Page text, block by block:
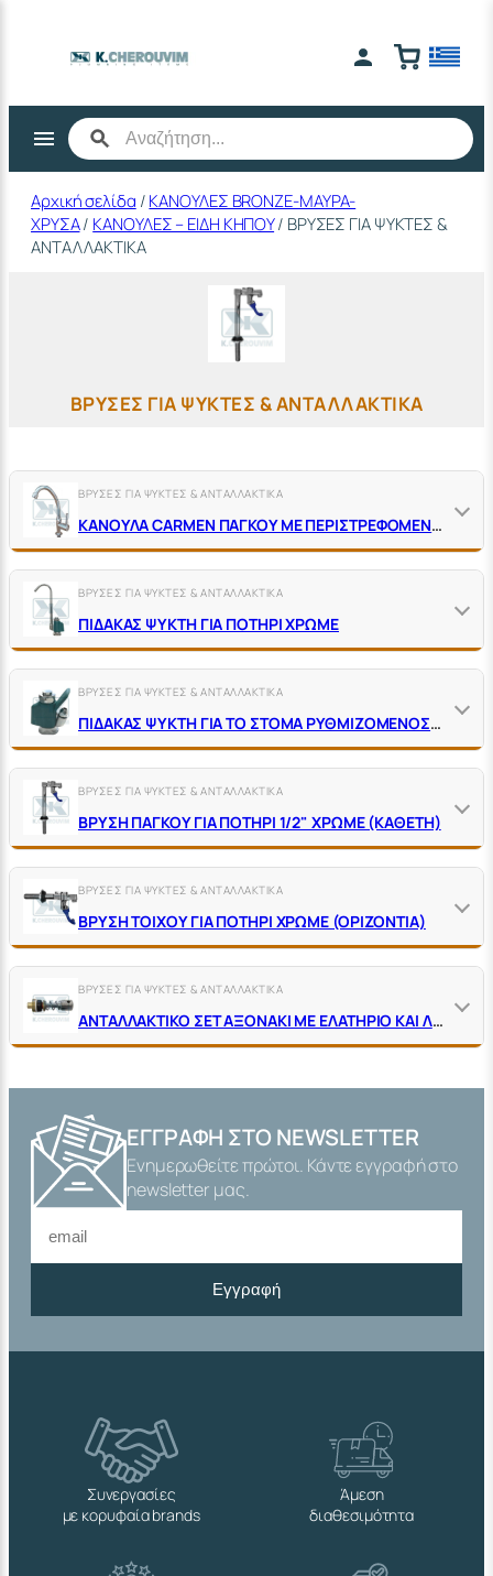
περιεχόμενο
Αρχική σελίδα /ΚΑΝΟΥΛΕΣ BRONZE-ΜΑΥΡΑ-
ΧΡΥΣΑ/ ΚΑΝΟΥΛΕΣ – ΕΙΔΗ ΚΗΠΟΥ/ ΒΡΥΣΕΣ ΓΙΑ ΨΥΚΤΕΣ &
ΑΝΤΑΛΛΑΚΤΙΚΑ
ΒΡΥΣΕΣ ΓΙΑ ΨΥΚΤΕΣ & ΑΝΤΑΛΛΑΚΤΙΚΑ
ΒΡΥΣΕΣ ΓΙΑ ΨΥΚΤΕΣ & ΑΝΤΑΛΛΑΚΤΙΚΑ
ΚΑΝΟΥΛΑ CΑRΜΕΝ ΠΑΓΚΟΥ ΜΕ ΠΕΡΙΣΤΡΕΦΟΜΕΝΟ ΡΟΥΞΟΥΝΙ J150 ΧΡΩΜΕ ΚΑΙ ΚΕΡΑΜΙΚΟ ΜΗΧΑΝΙΣΜΟ
ΒΡΥΣΕΣ ΓΙΑ ΨΥΚΤΕΣ & ΑΝΤΑΛΛΑΚΤΙΚΑ
ΠΙΔΑΚΑΣ ΨΥΚΤΗ ΓΙΑ ΠΟΤΗΡΙ ΧΡΩΜΕ
ΒΡΥΣΕΣ ΓΙΑ ΨΥΚΤΕΣ & ΑΝΤΑΛΛΑΚΤΙΚΑ
ΠΙΔΑΚΑΣ ΨΥΚΤΗ ΓΙΑ ΤΟ ΣΤΟΜΑ ΡΥΘΜΙΖΟΜΕΝΟΣ 3/8" ΘΗΛ. ΧΡΩΜΕ
ΒΡΥΣΕΣ ΓΙΑ ΨΥΚΤΕΣ & ΑΝΤΑΛΛΑΚΤΙΚΑ
ΒΡΥΣΗ ΠΑΓΚΟΥ ΓΙΑ ΠΟΤΗΡΙ 1/2" ΧΡΩΜΕ (ΚΑΘΕΤΗ)
ΒΡΥΣΕΣ ΓΙΑ ΨΥΚΤΕΣ & ΑΝΤΑΛΛΑΚΤΙΚΑ
ΒΡΥΣΗ ΤΟΙΧΟΥ ΓΙΑ ΠΟΤΗΡΙ ΧΡΩΜΕ (ΟΡΙΖΟΝΤΙΑ)
ΒΡΥΣΕΣ ΓΙΑ ΨΥΚΤΕΣ & ΑΝΤΑΛΛΑΚΤΙΚΑ
ΑΝΤΑΛΛΑΚΤΙΚΟ ΣΕΤ ΑΞΟΝΑΚΙ ΜΕ ΕΛΑΤΗΡΙΟ ΚΑΙ ΛΑΣΤΙΧΑ ΓΙΑ ΒΡΥΣΗ ΓΙΑ ΠΟΤΗΡΙ ΚΩΔ.04993 & 04994
ΕΓΓΡΑΦΉ ΣΤΟ NEWSLETTER
Ενημερωθείτε πρώτοι. Κάντε εγγραφή στο
newsletter μας.
Εγγραφή
Συνεργασίες
με κορυφαία brands
Άμεση
διαθεσιμότητα